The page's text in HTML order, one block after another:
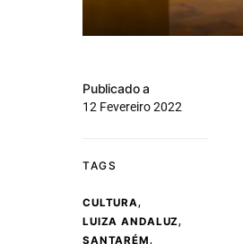
Publicado a
12 Fevereiro 2022
TAGS
CULTURA,
LUIZA ANDALUZ,
SANTARÉM,